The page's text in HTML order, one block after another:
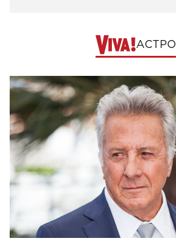
АСТРО